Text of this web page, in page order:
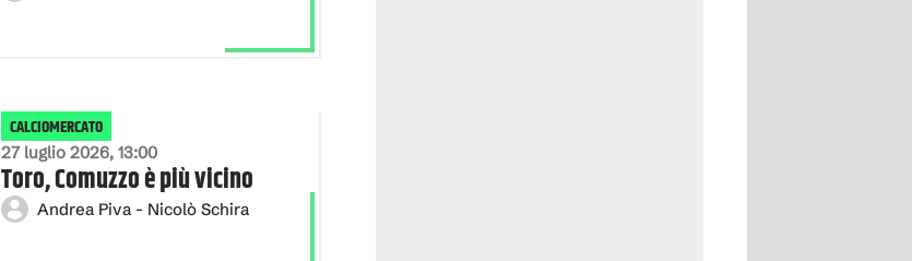
27 luglio 2026, 13:00
CALCIOMERCATO
Toro, Comuzzo è più vicino
Andrea Piva - Nicolò Schira